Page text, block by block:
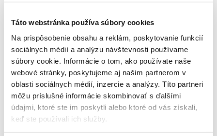
Táto webstránka používa súbory cookies
Na prispôsobenie obsahu a reklám, poskytovanie funkcií
sociálnych médií a analýzu návštevnosti používame
súbory cookie. Informácie o tom, ako používate naše
webové stránky, poskytujeme aj našim partnerom v
oblasti sociálnych médií, inzercie a analýzy. Títo partneri
môžu príslušné informácie skombinovať s ďalšími
údajmi, ktoré ste im poskytli alebo ktoré od vás získali,
keď ste používali ich služby.
One:
Každý tento zamotaný problém pozná. Kam s hlavicami, najmä
ak elektrickú kefku používa celá rodina? Obvykle ležia niekde pri
umývadle alebo vedľa elektrickej kefky. Kladieme ich na poličku
alebo na umývadlo a často ich kvôli nedostatku miesta
nechávame nasadené na kefke. A to je nepraktické a hlavne
nehygienické.
Vhodný úložný priestor až pre 4 hlavice ponúka držiak OVIDEN®
Ovi-One. Jeho telo je hygienické a praktické a zároveň